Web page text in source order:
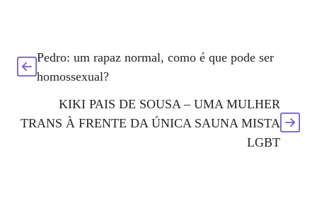
Pedro: um rapaz normal, como é que pode ser
homossexual?
KIKI PAIS DE SOUSA – UMA MULHER
TRANS À FRENTE DA ÚNICA SAUNA MISTA
LGBT